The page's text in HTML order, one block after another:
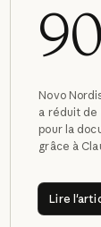
Novo
a réduit de
pour la
grâce à
Lire